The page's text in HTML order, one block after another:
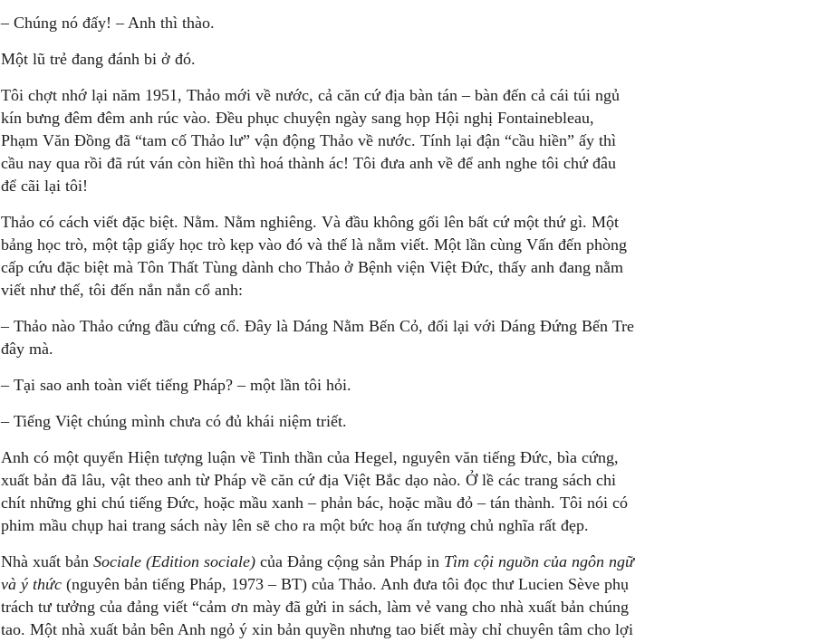
– Chúng nó đấy! – Anh thì thào.
Một lũ trẻ đang đánh bi ở đó.
Tôi chợt nhớ lại năm 1951, Thảo mới về nước, cả căn cứ địa bàn tán – bàn đến cả cái túi ngủ
kín bưng đêm đêm anh rúc vào. Đều phục chuyện ngày sang họp Hội nghị Fontainebleau,
Phạm Văn Đồng đã “tam cố Thảo lư” vận động Thảo về nước. Tính lại đận “cầu hiền” ấy thì
cầu nay qua rồi đã rút ván còn hiền thì hoá thành ác! Tôi đưa anh về để anh nghe tôi chứ đâu
để cãi lại tôi!
Thảo có cách viết đặc biệt. Nằm. Nằm nghiêng. Và đầu không gối lên bất cứ một thứ gì. Một
bảng học trò, một tập giấy học trò kẹp vào đó và thế là nằm viết. Một lần cùng Vấn đến phòng
cấp cứu đặc biệt mà Tôn Thất Tùng dành cho Thảo ở Bệnh viện Việt Đức, thấy anh đang nằm
viết như thế, tôi đến nắn nắn cổ anh:
– Thảo nào Thảo cứng đầu cứng cổ. Đây là Dáng Nằm Bến Cỏ, đối lại với Dáng Đứng Bến Tre
đây mà.
– Tại sao anh toàn viết tiếng Pháp? – một lần tôi hỏi.
– Tiếng Việt chúng mình chưa có đủ khái niệm triết.
Anh có một quyển Hiện tượng luận về Tinh thần của Hegel, nguyên văn tiếng Đức, bìa cứng,
xuất bản đã lâu, vật theo anh từ Pháp về căn cứ địa Việt Bắc dạo nào. Ở lề các trang sách chi
chít những ghi chú tiếng Đức, hoặc mầu xanh – phản bác, hoặc mầu đỏ – tán thành. Tôi nói có
phim mầu chụp hai trang sách này lên sẽ cho ra một bức hoạ ấn tượng chủ nghĩa rất đẹp.
Nhà xuất bản Sociale (Edition sociale) của Đảng cộng sản Pháp in Tìm cội nguồn của ngôn ngữ
và ý thức (nguyên bản tiếng Pháp, 1973 – BT) của Thảo. Anh đưa tôi đọc thư Lucien Sève phụ
trách tư tưởng của đảng viết “cảm ơn mày đã gửi in sách, làm vẻ vang cho nhà xuất bản chúng
tao. Một nhà xuất bản bên Anh ngỏ ý xin bản quyền nhưng tao biết mày chỉ chuyên tâm cho lợi